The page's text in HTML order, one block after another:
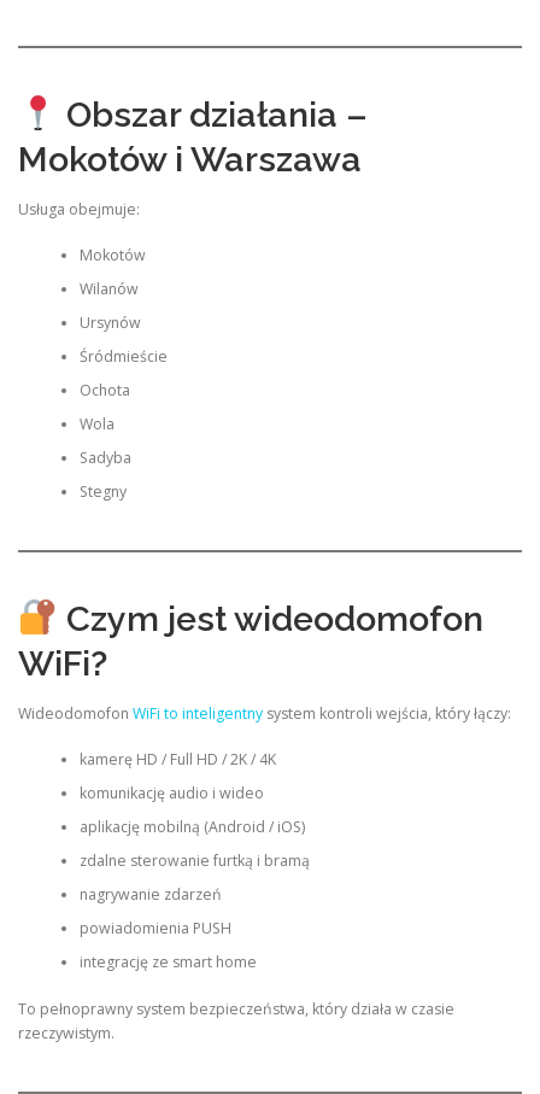
Obszar działania –
Mokotów i Warszawa
Usługa obejmuje:
Mokotów
Wilanów
Ursynów
Śródmieście
Ochota
Wola
Sadyba
Stegny
Czym jest wideodomofon
WiFi?
Wideodomofon WiFi to inteligentny system kontroli wejścia, który łączy:
kamerę HD / Full HD / 2K / 4K
komunikację audio i wideo
aplikację mobilną (Android / iOS)
zdalne sterowanie furtką i bramą
nagrywanie zdarzeń
powiadomienia PUSH
integrację ze smart home
To pełnoprawny system bezpieczeństwa, który działa w czasie
rzeczywistym.